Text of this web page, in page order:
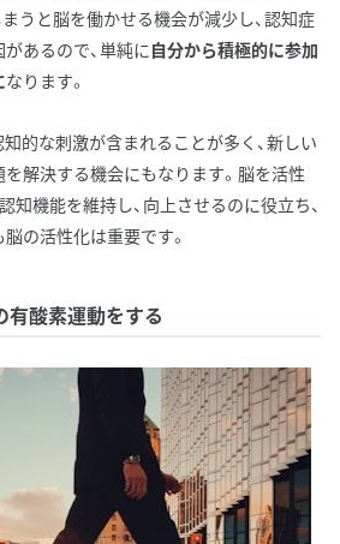
うと脳を働かせる機会が減少し、認知症
あるので、単純に自分から積極的に参加
なります。
的な刺激が含まれることが多く、新しい
解決する機会にもなります。脳を活性
知機能を維持し、向上させるのに役立ち、
の活性化は重要です。
有酸素運動をする